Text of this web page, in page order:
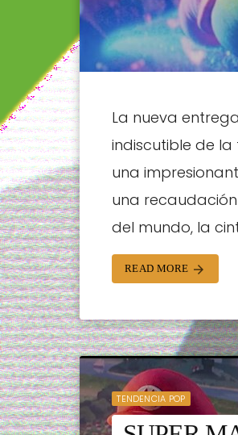
La nueva
indiscutible de
una
una
del mundo, la
READ MORE arrow_forward
TENDENCIA POP